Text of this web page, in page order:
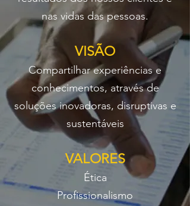
nas vidas das pessoas.
VISÃO
Compartilhar experiências e
conhecimentos, através de
soluções inovadoras, disruptivas e
sustentáveis
VALORES
Ética
Profissionalismo